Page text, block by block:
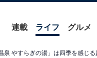
連載 ライフ グルメ